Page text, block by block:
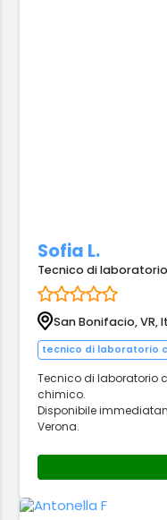
Sofia L.
Tecnico di
San Bonifacio, VR,
tecnico di laboratorio
Tecnico di laboratorio
chimico.
Disponibile
Verona.